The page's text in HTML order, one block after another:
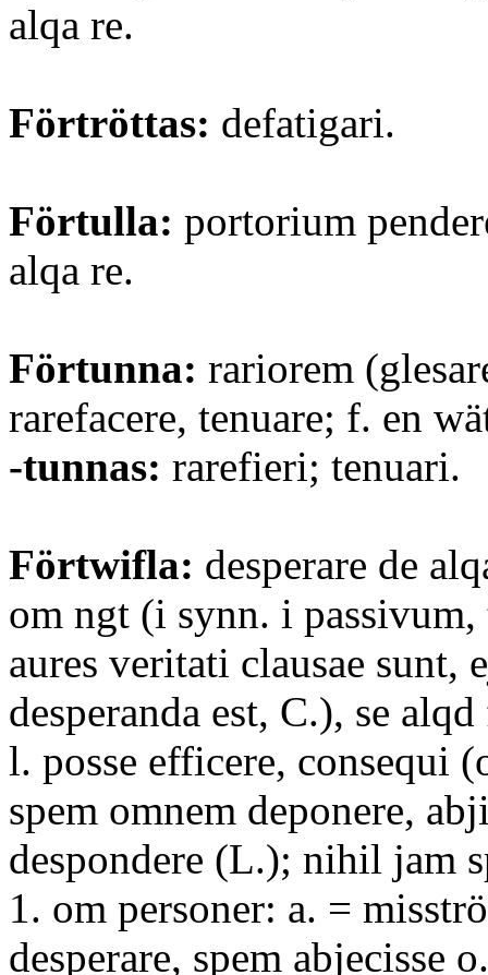
alqa re.
Förtröttas: defatigari.
Förtulla: portorium
alqa re.
Förtunna: rariorem
rarefacere, tenuare; f. en
-tunnas: rarefieri; tenuari.
Förtwifla: desperare de
om ngt (i synn. i passivum,
aures veritati clausae sunt,
desperanda est, C.), se
l. posse efficere, consequi
spem omnem deponere,
despondere (L.); nihil jam
1. om personer: a. =
desperare, spem abjecisse